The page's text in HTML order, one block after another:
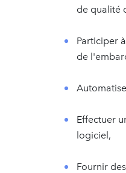
de qualité
Participer
de
Effectuer
logiciel,
Fournir